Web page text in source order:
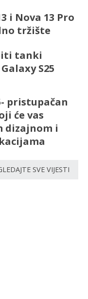
i Nova 13 Pro
tržište
tanki
S25
pristupačan
će vas
dizajnom i
SVE VIJESTI